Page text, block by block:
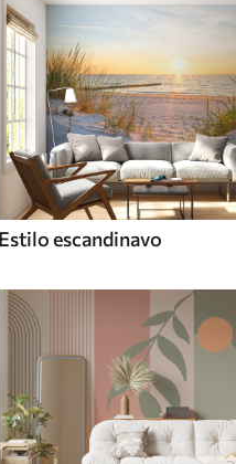
Estilo escandinavo